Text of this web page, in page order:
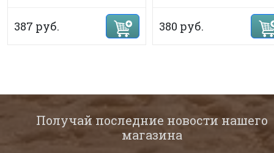
387 руб. 380 руб.
Получай последние новости нашего
магазина